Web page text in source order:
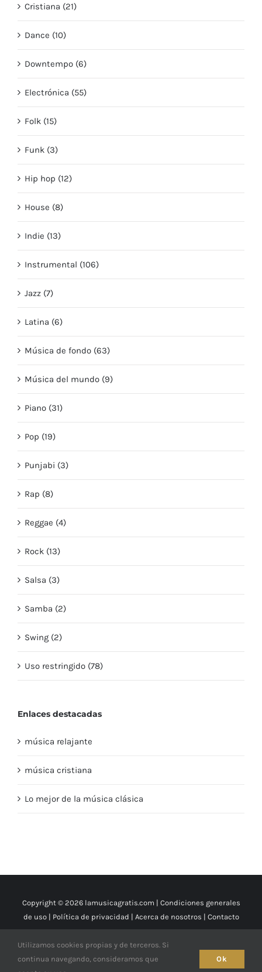
Cristiana (21)
Dance (10)
Downtempo (6)
Electrónica (55)
Folk (15)
Funk (3)
Hip hop (12)
House (8)
Indie (13)
Instrumental (106)
Jazz (7)
Latina (6)
Música de fondo (63)
Música del mundo (9)
Piano (31)
Pop (19)
Punjabi (3)
Rap (8)
Reggae (4)
Rock (13)
Salsa (3)
Samba (2)
Swing (2)
Uso restringido (78)
Enlaces destacadas
música relajante
música cristiana
Lo mejor de la música clásica
Copyright © 2026 lamusicagratis.com | Condiciones generales
de uso| Política de privacidad | Acerca de nosotros | Contacto
X YouTubeFacebook
Utilizamos cookies propias y de terceros. Si
continua navegando, consideramos que
Ok